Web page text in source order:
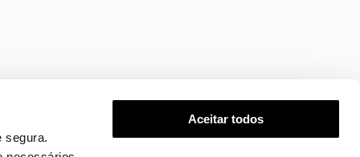
segura.
Aceitar todos